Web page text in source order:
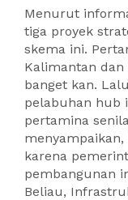
Menurut
tiga proyek
skema ini.
Kalimantan dan
banget kan.
pelabuhan hub
pertamina
menyampaikan,
karena
pembangunan
Beliau,